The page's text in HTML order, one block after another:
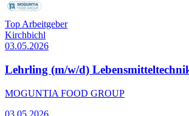
Top Arbeitgeber
Kirchbichl
03.05.2026
Lehrling (m/w/d)
MOGUNTIA FOOD GROUP
03.05.2026